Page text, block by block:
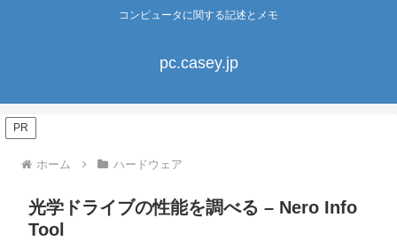
コンピュータに関する記述とメモ
pc.casey.jp
PR
ホーム ハードウェア
光学ドライブの性能を調べる – Nero Info
Tool